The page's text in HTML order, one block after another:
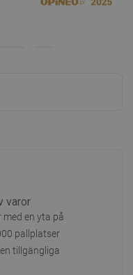
varor
en yta på
pallplatser
tillgängliga